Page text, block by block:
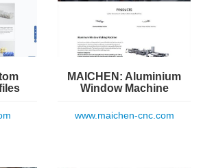
MAICHEN: Aluminium
Window Machine
www.maichen-cnc.com